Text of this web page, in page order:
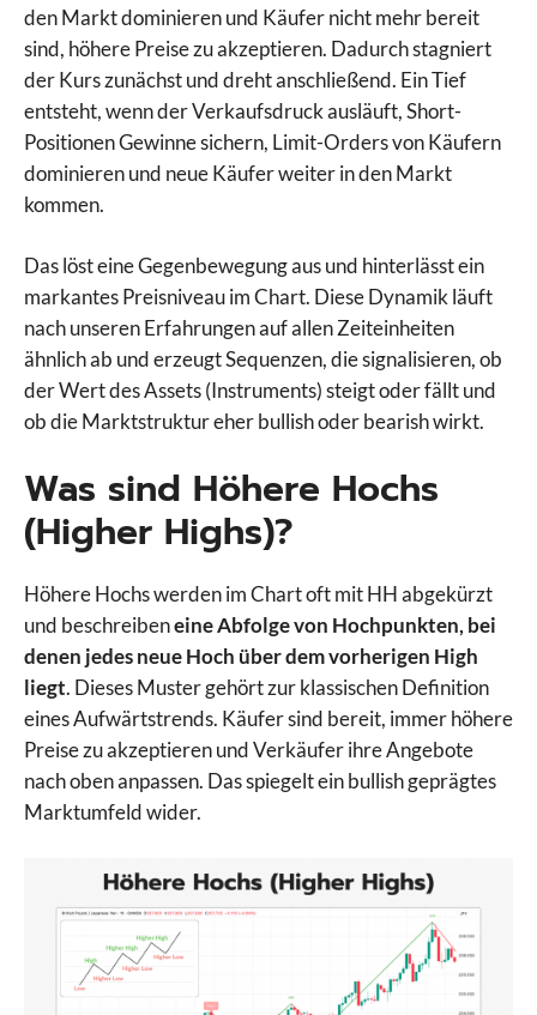
den Markt dominieren und Käufer nicht mehr bereit
sind, höhere Preise zu akzeptieren. Dadurch stagniert
der Kurs zunächst und dreht anschließend. Ein Tief
entsteht, wenn der Verkaufsdruck ausläuft, Short-
Positionen Gewinne sichern, Limit-Orders von Käufern
dominieren und neue Käufer weiter in den Markt
kommen.
Das löst eine Gegenbewegung aus und hinterlässt ein
markantes Preisniveau im Chart. Diese Dynamik läuft
nach unseren Erfahrungen auf allen Zeiteinheiten
ähnlich ab und erzeugt Sequenzen, die signalisieren, ob
der Wert des Assets (Instruments) steigt oder fällt und
ob die Marktstruktur eher bullish oder bearish wirkt.
Was sind Höhere Hochs
(Higher Highs)?
Höhere Hochs werden im Chart oft mit HH abgekürzt
und beschreibeneine Abfolge von Hochpunkten, bei
denen jedes neue Hoch über dem vorherigen High
liegt. Dieses Muster gehört zur klassischen Definition
eines Aufwärtstrends. Käufer sind bereit, immer höhere
Preise zu akzeptieren und Verkäufer ihre Angebote
nach oben anpassen. Das spiegelt ein bullish geprägtes
Marktumfeld wider.